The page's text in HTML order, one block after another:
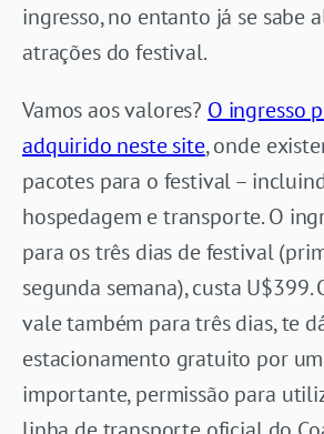
ingresso, no entanto já se sabe
atrações do festival.
Vamos aos valores? O ingresso
adquirido neste site, onde
pacotes para o festival –
hospedagem e transporte. O
para os três dias de festival
segunda semana), custa U$399.
vale também para três dias, te
estacionamento gratuito por
importante, permissão para